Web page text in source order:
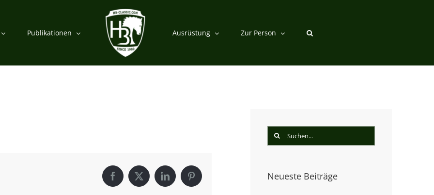
Publikationen Ausrüstung Zur Person
Facebook
X LinkedInPinterest
Suche
Neueste Beiträge